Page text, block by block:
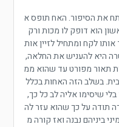
את הסיפור. האח תופס א
הוא דופק לו מכות ורק
לקח ומתחיל לזיין אות
היא להעניש את החלאה,
תאור מפורט עד שהוא ממ
בשלב הזה האחות בכלל
שיסימו אליה לב כל כך,
תודה על כך שהוא עזר לה
ביניהם נבנה ואז קורה מ